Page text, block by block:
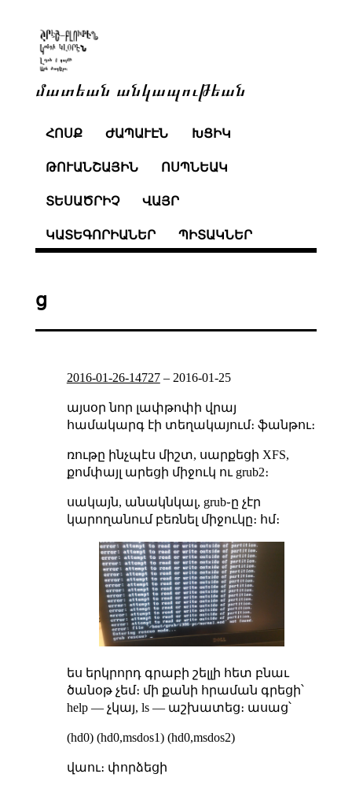
մատեան անկապութեան
ՀՈՍՔ ԺԱՊԱՒԷՆ ԽՑԻԿ
ԹՈՒԱՆՇԱՅԻՆ ՈՍՊՆԵԱԿ
ՏԵՍԱԾՐԻՉ ՎԱՅՐ
ԿԱՏԵԳՈՐԻԱՆԵՐ ՊԻՏԱԿՆԵՐ
ց
2016-01-26-14727– 2016-01-25
այսօր նոր լափթոփի վրայ
համակարգ էի տեղակայում։ ֆանթու։
ռութը ինչպէս միշտ, սարքեցի XFS,
քոմփայլ արեցի միջուկ ու grub2։
սակայն, անակնկալ, grub֊ը չէր
կարողանում բեռնել միջուկը։ հմ։
ես երկրորդ գրաբի շելլի հետ բնաւ
ծանօթ չեմ։ մի քանի հրաման գրեցի՝
help — չկայ, ls — աշխատեց։ ասաց՝
(hd0) (hd0,msdos1) (hd0,msdos2)
վաու։ փորձեցի